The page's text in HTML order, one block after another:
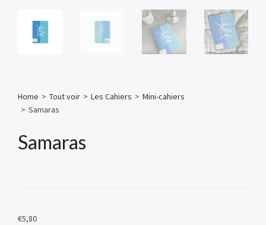
Home > Tout voir > Les Cahiers > Mini-cahiers
> Samaras
Samaras
€5,80